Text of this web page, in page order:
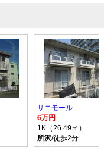
サニモール
6万円
1K（26.49㎡）
所沢/徒歩2分